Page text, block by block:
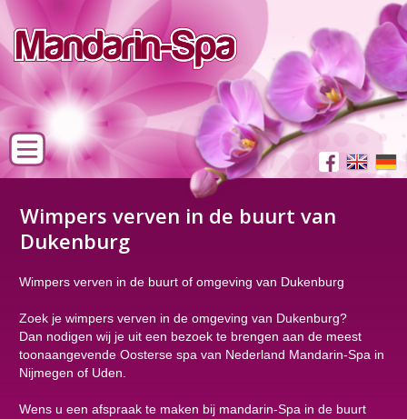
Wimpers verven in de buurt van
Dukenburg
Wimpers verven in de buurt of omgeving van Dukenburg
Zoek je wimpers verven in de omgeving van Dukenburg?
Dan nodigen wij je uit een bezoek te brengen aan de meest
toonaangevende Oosterse spa van Nederland Mandarin-Spa in
Nijmegen of Uden.
Wens u een afspraak te maken bij mandarin-Spa in de buurt